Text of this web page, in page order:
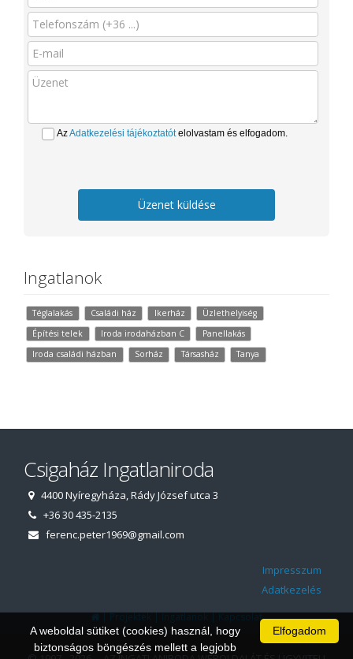
AzAdatkezelési tájékoztatótelolvastam és elfogadom.
Üzenet küldése
Ingatlanok
Téglalakás Családi ház Ikerház
Üzlethelyiség
Építési telek
Iroda irodaházban C
Panellakás
Iroda családi házban
Sorház Társasház Tanya
Csigaház Ingatlaniroda
4400 Nyíregyháza, Rády József utca 3
+36 30 435-2135
ferenc.peter1969@gmail.com
Impresszum
Adatkezelés
|Projektek|Ingatlanok|Kapcsolat
Elfogadom
A weboldal sütiket (cookies) használ, hogy
biztonságos böngészés mellett a legjobb